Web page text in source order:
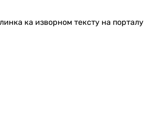
ка изворном тексту на порталу